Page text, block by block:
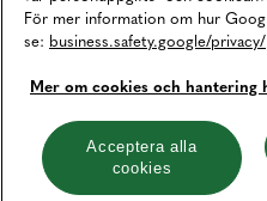
Betalningar online
Cookies Integritetspolicy
Hantera cookies
För mer information om hur
se: business.safety.google/privacy/
Mer om cookies och hantering
Acceptera alla
cookies